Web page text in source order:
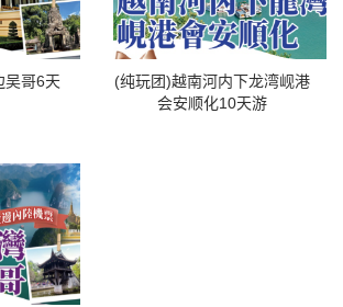
吴哥6天
(纯玩团)越南河内下龙湾岘港
会安顺化10天游